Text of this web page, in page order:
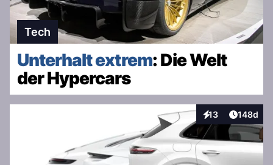
Tech
Unterhalt extrem: Die Welt
der Hypercars
13
Interaktionen
Artikel
148d